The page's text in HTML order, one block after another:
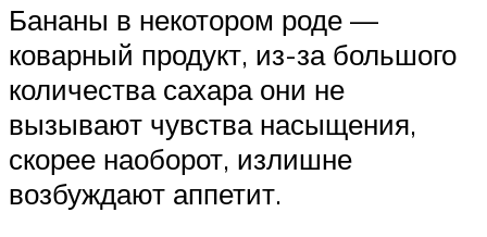
Бананы в некотором роде —
коварный продукт, из-за большого
количества сахара они не
вызывают чувства насыщения,
скорее наоборот, излишне
возбуждают аппетит.